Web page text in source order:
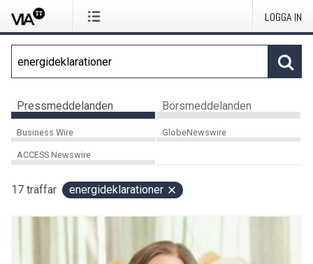
LOGGA IN
Pressmeddelanden Börsmeddelanden
Business Wire GlobeNewswire
ACCESS Newswire
17 träffar energideklarationer